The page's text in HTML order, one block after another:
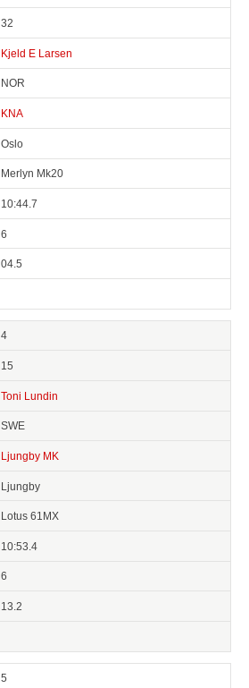
32
Kjeld E Larsen
NOR
KNA
Oslo
Merlyn Mk20
10:44.7
6
04.5
4
15
Toni Lundin
SWE
Ljungby MK
Ljungby
Lotus 61MX
10:53.4
6
13.2
5